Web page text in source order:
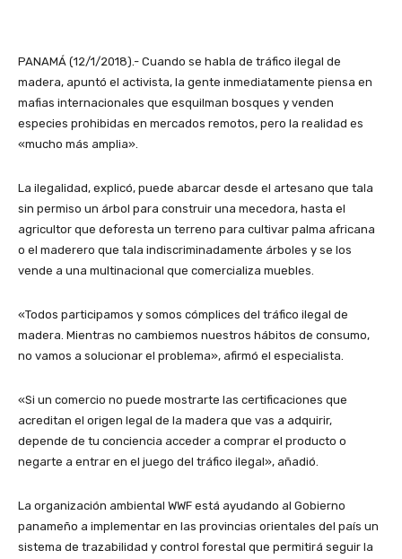
PANAMÁ (12/1/2018).- Cuando se habla de tráfico ilegal de
madera, apuntó el activista, la gente inmediatamente piensa en
mafias internacionales que esquilman bosques y venden
especies prohibidas en mercados remotos, pero la realidad es
«mucho más amplia».
La ilegalidad, explicó, puede abarcar desde el artesano que tala
sin permiso un árbol para construir una mecedora, hasta el
agricultor que deforesta un terreno para cultivar palma africana
o el maderero que tala indiscriminadamente árboles y se los
vende a una multinacional que comercializa muebles.
«Todos participamos y somos cómplices del tráfico ilegal de
madera. Mientras no cambiemos nuestros hábitos de consumo,
no vamos a solucionar el problema», afirmó el especialista.
«Si un comercio no puede mostrarte las certificaciones que
acreditan el origen legal de la madera que vas a adquirir,
depende de tu conciencia acceder a comprar el producto o
negarte a entrar en el juego del tráfico ilegal», añadió.
La organización ambiental WWF está ayudando al Gobierno
panameño a implementar en las provincias orientales del país un
sistema de trazabilidad y control forestal que permitirá seguir la